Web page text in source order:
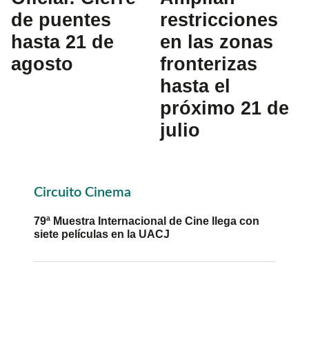
de puentes
hasta 21 de
agosto
restricciones
en las zonas
fronterizas
hasta el
próximo 21 de
julio
Primary
Circuito Cinema
79ª Muestra Internacional de Cine llega con
siete películas en la UACJ